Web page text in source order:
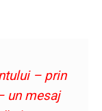
– prin
un mesaj